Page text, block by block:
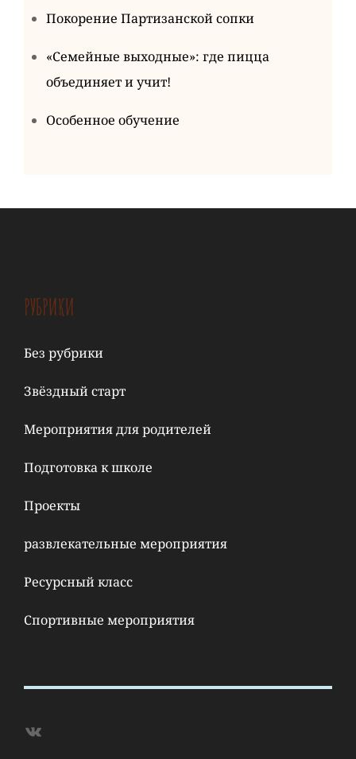
Покорение Партизанской сопки
«Семейные выходные»: где пицца
объединяет и учит!
Особенное обучение
РУБРИКИ
Без рубрики
Звёздный старт
Мероприятия для родителей
Подготовка к школе
Проекты
развлекательные мероприятия
Ресурсный класс
Спортивные мероприятия
ВКонтакте